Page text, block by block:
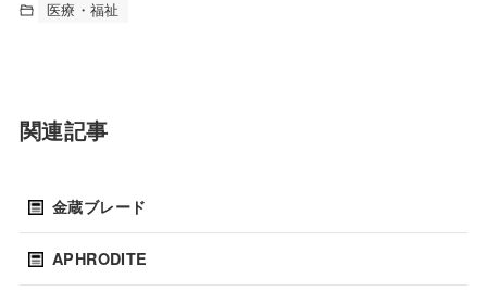
医療・福祉
関連記事
金蔵ブレード
APHRODITE